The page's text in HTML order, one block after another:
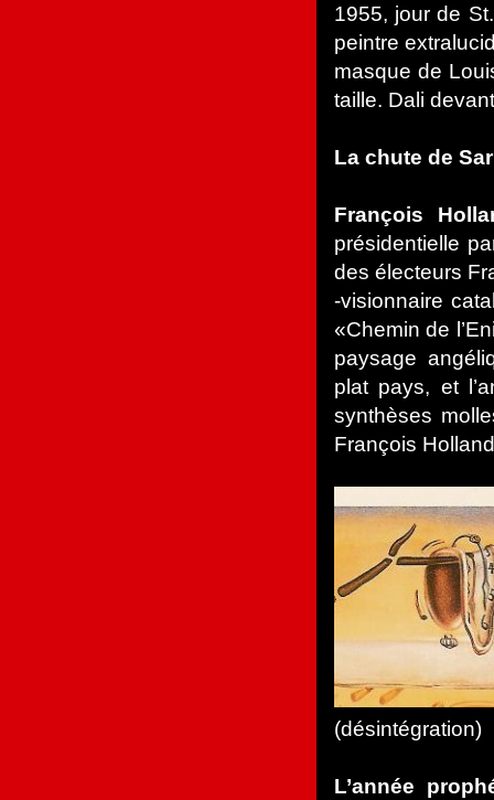
1955, jour de
peintre
masque de
taille. Dali
La chute de
François
présidentielle
des électeurs
-visionnaire
«Chemin de
paysage
plat pays, et
synthèses
François
(désintégration)
L’année